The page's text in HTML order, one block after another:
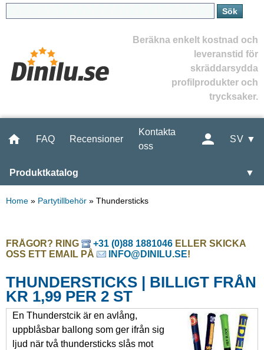
Beräkna enkelt kostnad och
leveranstid för
skräddarsydda
profilprodukter och
trycksaker.
FAQ Recensioner
Kontakta
oss
SV ▼
Produktkatalog ▼
Home » Partytillbehör » Thundersticks
FRÅGOR? RING +31 (0)88 1881046 ELLER SKICKA
OSS ETT EMAIL PÅ
INFO@DINILU.SE!
THUNDERSTICKS | BILLIGT FRÅN
KR 1,99 PER 2 ST
En Thunderstcik är en avlång,
uppblåsbar ballong som ger ifrån sig
ljud när två thundersticks slås mot